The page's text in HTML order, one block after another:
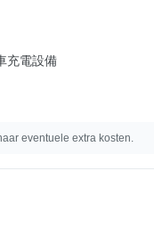
充電設備
eventuele extra kosten.